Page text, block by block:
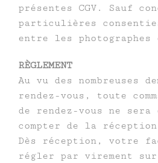
présentes CGV. Sauf
particulières
entre les
RÈGLEMENT
Au vu des nombreuses
rendez-vous, toute
de rendez-vous ne
compter de la réception
Dès réception, votre
régler par virement sur